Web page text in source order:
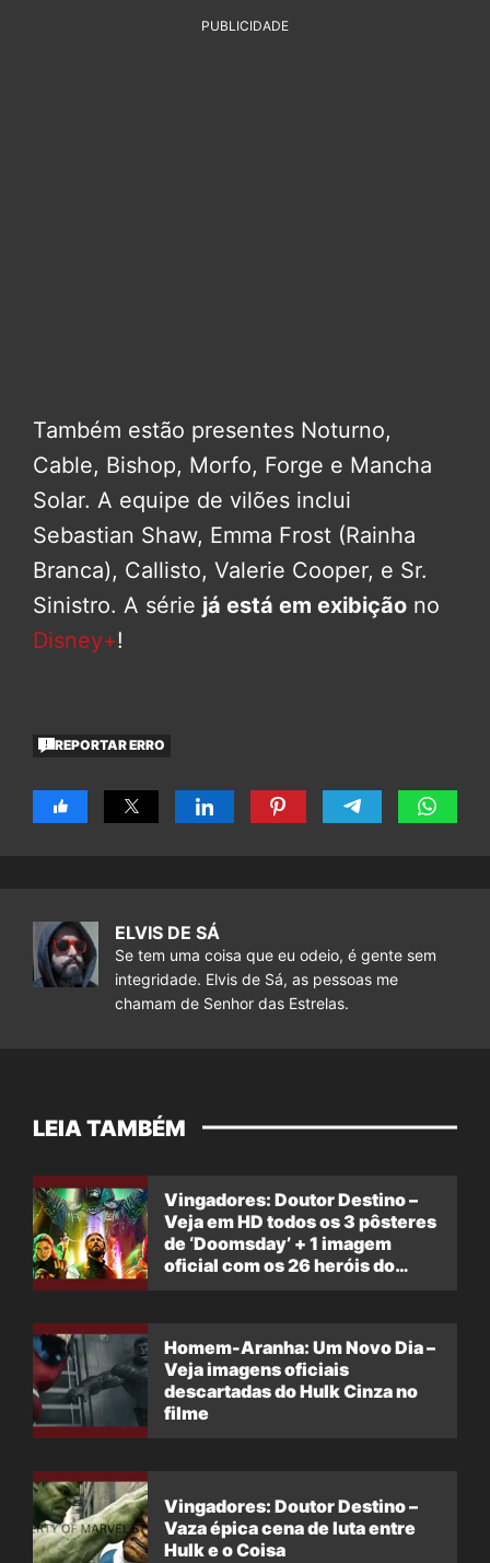
PUBLICIDADE
Também estão presentes Noturno,
Cable, Bishop, Morfo, Forge e Mancha
Solar. A equipe de vilões inclui
Sebastian Shaw, Emma Frost (Rainha
Branca), Callisto, Valerie Cooper, e Sr.
Sinistro. A série já está em exibição no
Disney+!
REPORTAR ERRO
ELVIS DE SÁ
Se tem uma coisa que eu odeio, é gente sem
integridade. Elvis de Sá, as pessoas me
chamam de Senhor das Estrelas.
LEIA TAMBÉM
Vingadores: Doutor Destino –
Veja em HD todos os 3 pôsteres
de ‘Doomsday’ + 1 imagem
oficial com os 26 heróis do
Homem-Aranha: Um Novo Dia –
Veja imagens oficiais
descartadas do Hulk Cinza no
filme
Vingadores: Doutor Destino –
Vaza épica cena de luta entre
Hulk e o Coisa